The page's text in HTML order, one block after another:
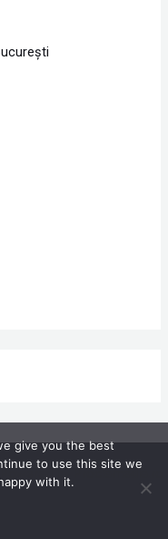
Powered by Proclamedia.ro
give you the best
to use this site we
with it.